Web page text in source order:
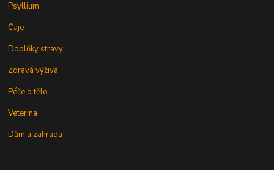
Psyllium
Čaje
Doplňky stravy
Zdravá výživa
Péče o tělo
Veterina
Dům a zahrada